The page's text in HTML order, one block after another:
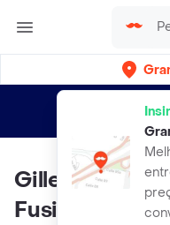
Entregas
Gillette
Fusion5 com 1